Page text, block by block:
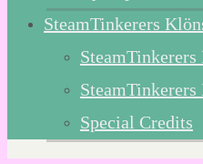
SteamTinkerers
SteamTinkerers
Special Credits